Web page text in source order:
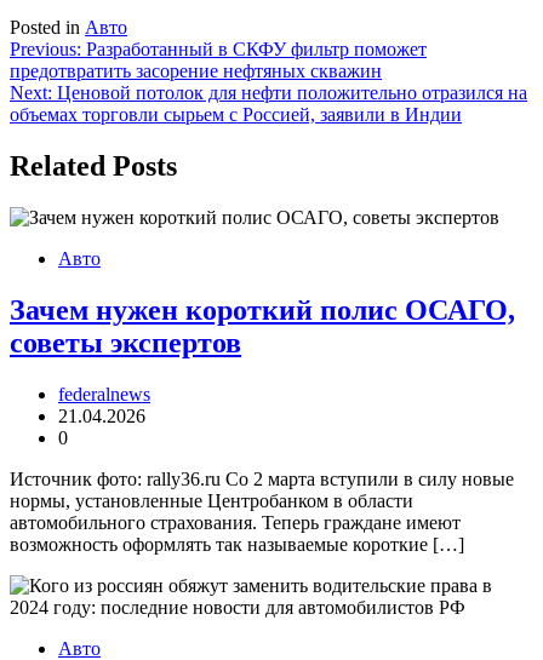
Posted in Авто
Навигация
по
записям
Previous: Разработанный в СКФУ фильтр поможет
предотвратить засорение нефтяных скважин
Next: Ценовой потолок для нефти положительно отразился на
объемах торговли сырьем с Россией, заявили в Индии
Related Posts
Авто
Зачем нужен короткий полис ОСАГО,
советы экспертов
federalnews
21.04.2026
0
Источник фото: rally36.ru Со 2 марта вступили в силу новые
нормы, установленные Центробанком в области
автомобильного страхования. Теперь граждане имеют
возможность оформлять так называемые короткие […]
Авто